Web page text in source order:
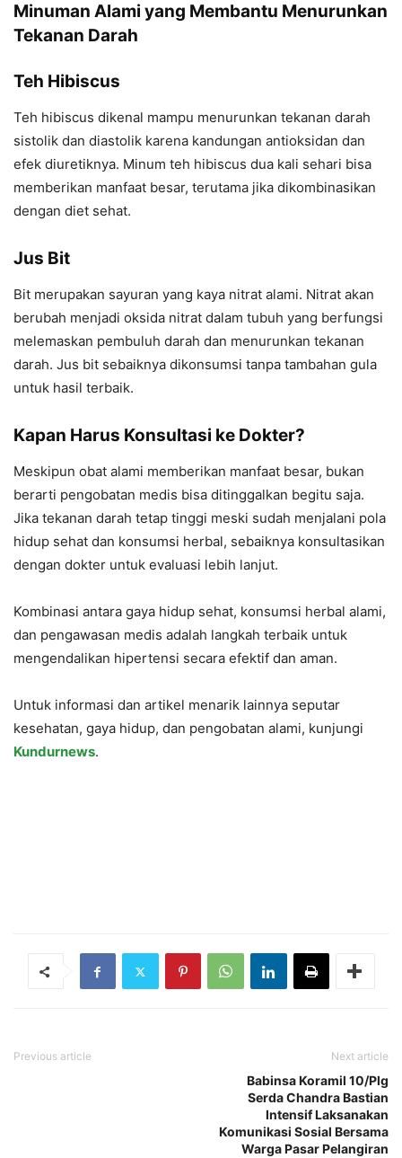
Minuman Alami yang Membantu Menurunkan
Tekanan Darah
Teh Hibiscus
Teh hibiscus dikenal mampu menurunkan tekanan darah
sistolik dan diastolik karena kandungan antioksidan dan
efek diuretiknya. Minum teh hibiscus dua kali sehari bisa
memberikan manfaat besar, terutama jika dikombinasikan
dengan diet sehat.
Jus Bit
Bit merupakan sayuran yang kaya nitrat alami. Nitrat akan
berubah menjadi oksida nitrat dalam tubuh yang berfungsi
melemaskan pembuluh darah dan menurunkan tekanan
darah. Jus bit sebaiknya dikonsumsi tanpa tambahan gula
untuk hasil terbaik.
Kapan Harus Konsultasi ke Dokter?
Meskipun obat alami memberikan manfaat besar, bukan
berarti pengobatan medis bisa ditinggalkan begitu saja.
Jika tekanan darah tetap tinggi meski sudah menjalani pola
hidup sehat dan konsumsi herbal, sebaiknya konsultasikan
dengan dokter untuk evaluasi lebih lanjut.
Kombinasi antara gaya hidup sehat, konsumsi herbal alami,
dan pengawasan medis adalah langkah terbaik untuk
mengendalikan hipertensi secara efektif dan aman.
Untuk informasi dan artikel menarik lainnya seputar
kesehatan, gaya hidup, dan pengobatan alami, kunjungi
Kundurnews.
Previous article Next article
Babinsa Koramil 10/Plg
Serda Chandra Bastian
Intensif Laksanakan
Komunikasi Sosial Bersama
Warga Pasar Pelangiran